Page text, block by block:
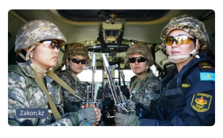
Zakon.kz